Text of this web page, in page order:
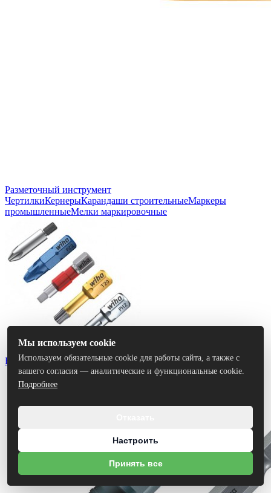
Разметочный инструмент
ЧертилкиКернерыКарандаши строительныеМаркеры
промышленныеМелки маркировочные
Биты
Мы используем cookie
Используем обязательные cookie для работы сайта, а также с
вашего согласия — аналитические и функциональные cookie.
Подробнее
Настроить
Принять все